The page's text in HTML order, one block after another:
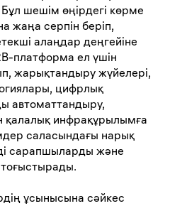
шешім өңірдегі көрме
жаңа серпін беріп,
алаңдар деңгейіне
платформа ел үшін
жарықтандыру жүйелері,
цифрлық
автоматтандыру,
қалалық инфрақұрылымға
саласындағы нарық
сарапшыларды және
ұсынысына сәйкес